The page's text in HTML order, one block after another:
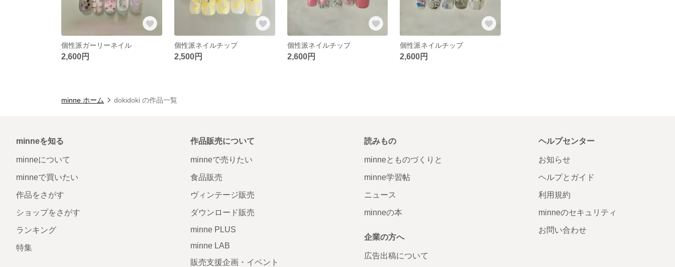
個性派ガーリーネイル
2,600円
個性派ネイルチップ
2,500円
個性派ネイルチップ
2,600円
個性派ネイルチップ
2,600円
minne ホーム dokidoki の作品一覧
minneを知る
minneについて
minneで買いたい
作品をさがす
ショップをさがす
ランキング
特集
作品販売について
minneで売りたい
食品販売
ヴィンテージ販売
ダウンロード販売
minne PLUS
minne LAB
販売支援企画・イベント
読みもの
minneとものづくりと
minne学習帖
ニュース
minneの本
企業の方へ
広告出稿について
ヘルプセンター
お知らせ
ヘルプとガイド
利用規約
minneのセキュリティ
お問い合わせ